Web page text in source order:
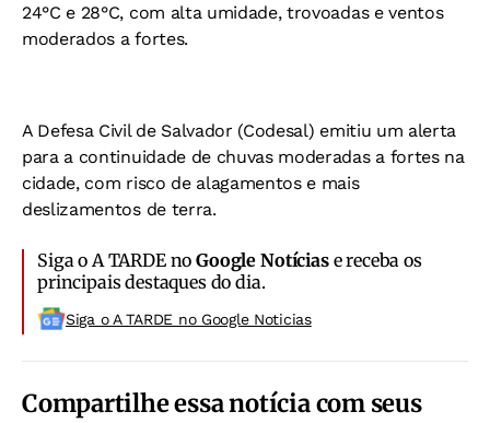
24°C e 28°C, com alta umidade, trovoadas e ventos
moderados a fortes.
A Defesa Civil de Salvador (Codesal) emitiu um alerta
para a continuidade de chuvas moderadas a fortes na
cidade, com risco de alagamentos e mais
deslizamentos de terra.
Siga o A TARDE noGoogle Notíciase receba os
principais destaques do dia.
Siga o A TARDE no Google Noticias
Compartilhe essa notícia com seus